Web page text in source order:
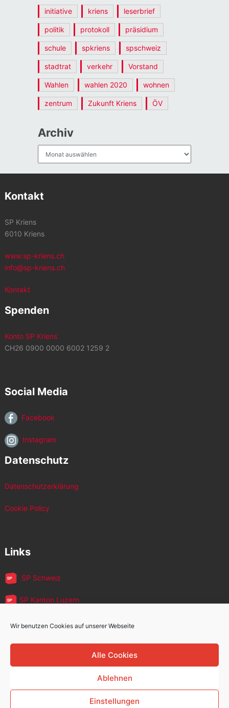
Wir benutzen Cookies auf unserer Webseite
Alle Cookies
Ablehnen
Einstellungen
initiative kriens leserbrief
politik protokoll präsidium
schule spkriens spschweiz
stadtrat verkehr Vorstand
Wahlen wahlen 2020 wohnen
zentrum Zukunft Kriens ÖV
Archiv
Kontakt
SP Kriens
6010 Kriens
www.sp-kriens.ch
info@sp-kriens.ch
Kontakt
Spenden
Konto SP Kriens
CH26 0900 0000 6002 1259 2
Social Media
Facebook
Instagram
Datenschutz
Datenschutzerklärung
Cookie Policy
Links
SP Schweiz
SP Kanton Luzern
JUSO Luzern
SP MigrantInnen
SP 60+